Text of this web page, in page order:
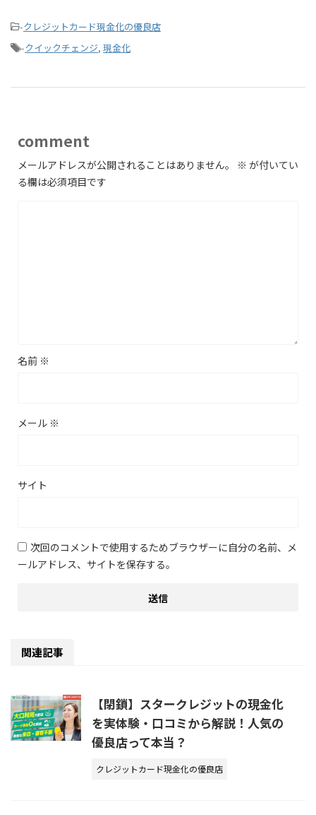
-クレジットカード現金化の優良店
-クイックチェンジ, 現金化
comment
メールアドレスが公開されることはありません。 ※ が付いてい
る欄は必須項目です
名前 ※
メール ※
サイト
次回のコメントで使用するためブラウザーに自分の名前、メ
ールアドレス、サイトを保存する。
関連記事
【閉鎖】スタークレジットの現金化
を実体験・口コミから解説！人気の
優良店って本当？
クレジットカード現金化の優良店